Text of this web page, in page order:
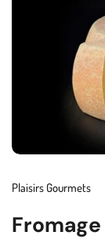
Plaisirs Gourmets